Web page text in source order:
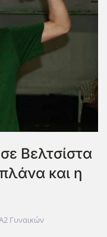
Βελτσίστα
και η
Γυναικών